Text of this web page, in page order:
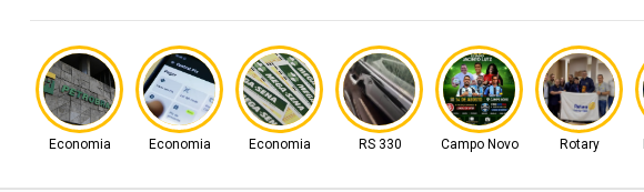
Economia Economia Economia RS 330 Campo Novo Rotary